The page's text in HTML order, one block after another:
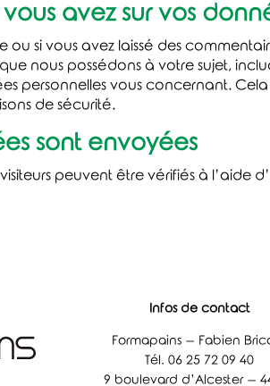
avez sur vos
ou si vous avez laissé des
nous possédons à votre sujet,
personnelles vous concernant.
de sécurité.
sont envoyées
peuvent être vérifiés à
Infos de contact
Formapains – Fabien
Tél. 06 25 72 09 40
9 boulevard d’Alcester –